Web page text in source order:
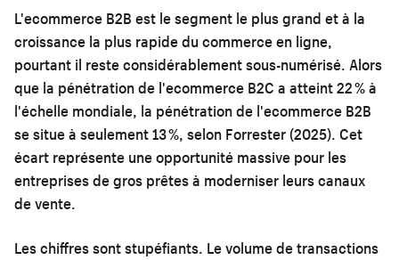
L'ecommerce B2B est le segment le plus grand et à la
croissance la plus rapide du commerce en ligne,
pourtant il reste considérablement sous-numérisé. Alors
que la pénétration de l'ecommerce B2C a atteint 22 % à
l'échelle mondiale, la pénétration de l'ecommerce B2B
se situe à seulement 13 %, selon Forrester (2025). Cet
écart représente une opportunité massive pour les
entreprises de gros prêtes à moderniser leurs canaux
de vente.
Les chiffres sont stupéfiants. Le volume de transactions